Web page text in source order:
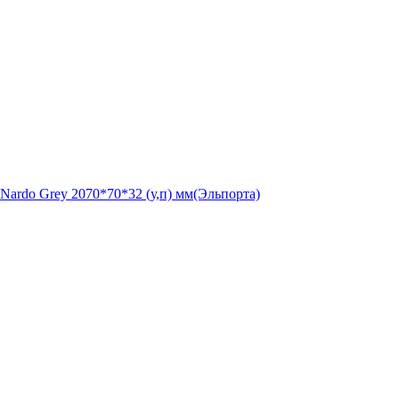
Grey 2070*70*32 (у,п) мм(Эльпорта)